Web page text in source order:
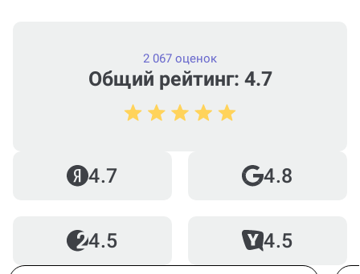
Как работает гарантия?
Кто помогает с работой?
Когда и как нужно оплачивать
заказ?
Общий рейтинг: 4.7
2 067 оценок
4.7 4.8
4.5 4.5